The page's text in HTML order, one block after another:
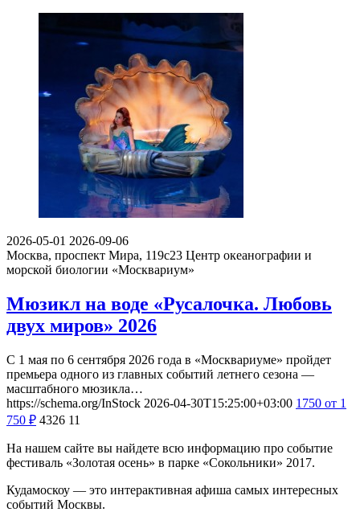
2026-05-01 2026-09-06
Москва, проспект Мира, 119с23 Центр океанографии и
морской биологии «Москвариум»
Мюзикл на воде «Русалочка. Любовь
двух миров» 2026
С 1 мая по 6 сентября 2026 года в «Москвариуме» пройдет
премьера одного из главных событий летнего сезона —
масштабного мюзикла…
https://schema.org/InStock 2026-04-30T15:25:00+03:00 1750 от 1
750 ₽ 4326 11
На нашем сайте вы найдете всю информацию про событие
фестиваль «Золотая осень» в парке «Сокольники» 2017.
Кудамоскоу — это интерактивная афиша самых интересных
событий Москвы.